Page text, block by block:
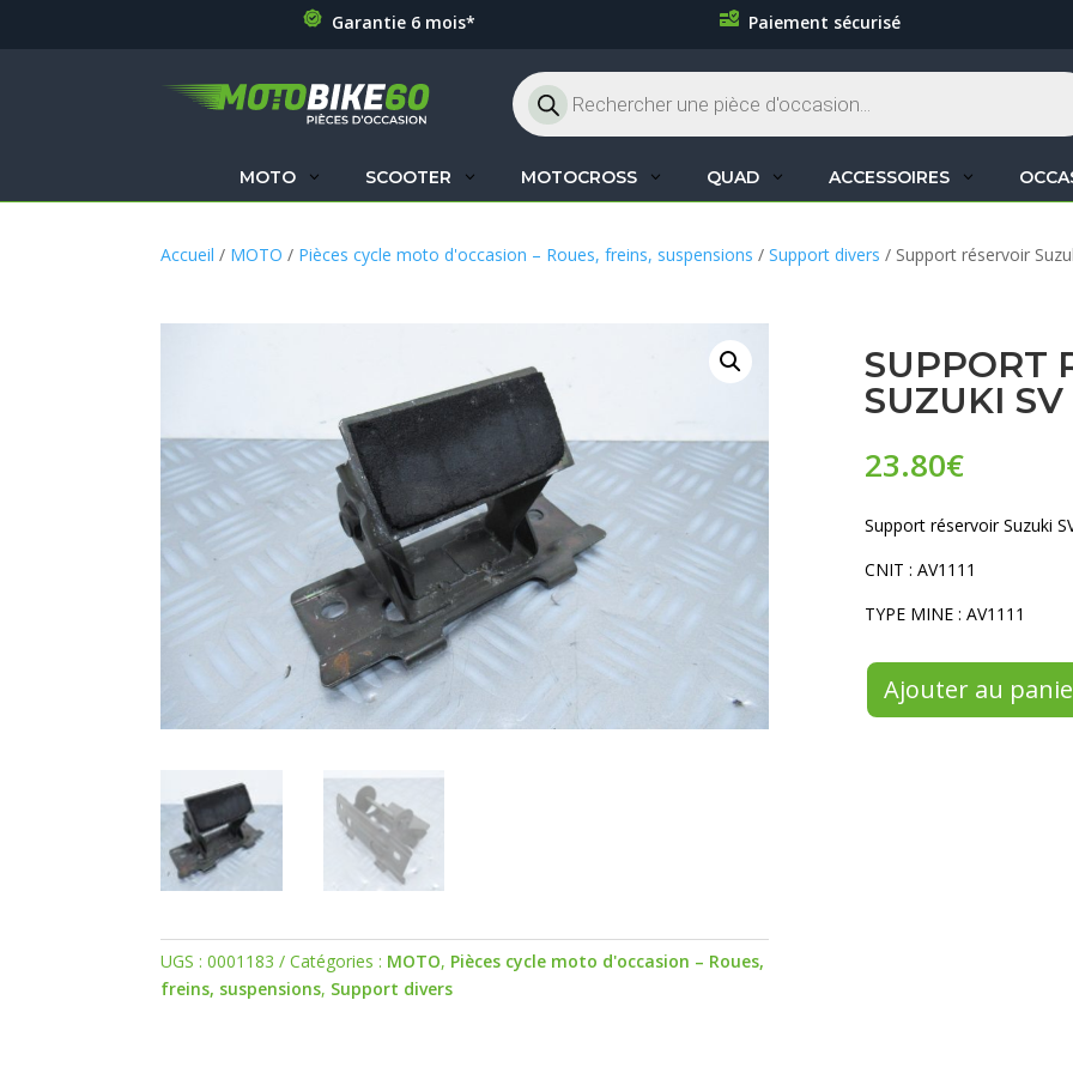
Garantie 6 mois* Paiement sécurisé
Recherche
de
produits
MOTO SCOOTER MOTOCROSS QUAD ACCESSOIRES
Accueil / MOTO / Pièces cycle moto d'occasion – Roues, freins, suspensions /Support divers / Support réservoir
UGS :0001183 Catégories : MOTO, Pièces cycle moto d'occasion – Roues,
freins, suspensions, Support divers
SUPPORT
SUZUKI
23.80€
Support réservoir Suzuki
CNIT : AV1111
TYPE MINE : AV1111
Ajouter au